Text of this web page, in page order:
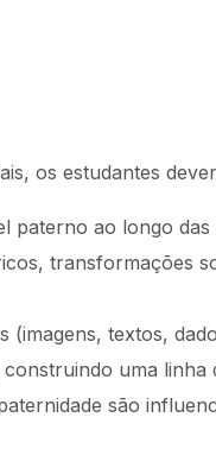
os estudantes
paterno ao longo das
transformações
(imagens, textos,
uma linha
são